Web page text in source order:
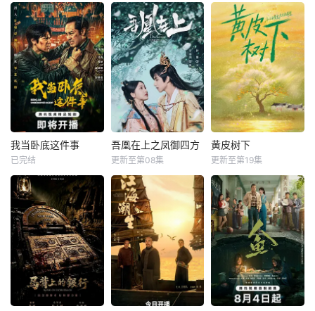
我当卧底这件事
制作公司：鑫泰影
视、妙笔华章 &am
p;nbsp; &amp;nbs
p; &amp;nbsp; &a
mp;nbsp; &amp;nb
sp; &amp;nbsp; &a
mp;nbsp; &amp;nb
sp; &amp;nbsp; &a
mp;nbsp; &amp;nb
我当卧底这件事
已完结
吾凰在上之凤御四方
邓孝慈
每天 更2改编自快
看漫画作者嗷小泽
的独家连载漫画
《吾凰在上》。 &a
mp;nbsp; &amp;nb
sp; &amp;nbsp; &a
mp;nbsp; &amp;nb
sp; &amp;nbsp; &a
吾凰在上之凤御四方
更新至第08集
黄皮树下
李晋晔
每天 更1《黄皮树
下》是由中央广播
电视总台农业农村
节目中心联合中共
郁南县委、郁南县
人民政府共同拍摄
的20集乡村振兴主
题剧集。该剧聚焦
黄皮树下
更新至第19集